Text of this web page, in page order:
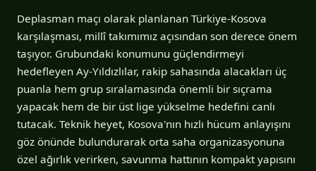
Deplasman maçı olarak planlanan Türkiye-Kosova
karşılaşması, millî takımımız açısından son derece önem
taşıyor. Grubundaki konumunu güçlendirmeyi
hedefleyen Ay-Yıldızlılar, rakip sahasında alacakları üç
puanla hem grup sıralamasında önemli bir sıçrama
yapacak hem de bir üst lige yükselme hedefini canlı
tutacak. Teknik heyet, Kosova'nın hızlı hücum anlayışını
göz önünde bulundurarak orta saha organizasyonuna
özel ağırlık verirken, savunma hattının kompakt yapısını